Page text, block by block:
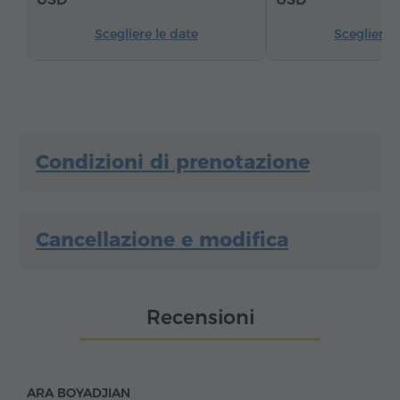
Scegliere le date Scegliere
Condizioni di prenotazione
Cancellazione e modifica
Recensioni
ARA BOYADJIAN